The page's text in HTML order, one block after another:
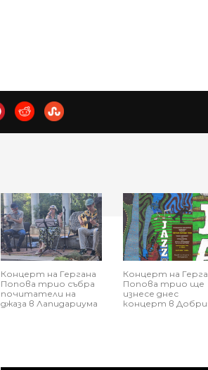
Концерт на Гергана
Попова трио събра
почитатели на
джаза в Лапидариума
Концерт на
Попова трио ще
изнесе днес
концерт в